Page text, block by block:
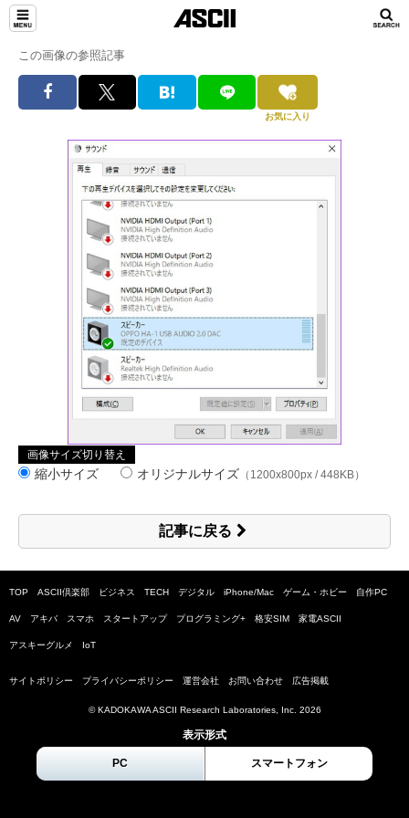
この画像の参照記事
お気に入り
画像サイズ切り替え
縮小サイズ オリジナルサイズ （1200x800px / 448KB）
記事に戻る
TOP ASCII倶楽部 ビジネス TECH デジタル iPhone/Mac ゲーム・ホビー 自作PC
AV アキバ スマホ スタートアップ プログラミング+ 格安SIM 家電ASCII
アスキーグルメ IoT
サイトポリシー プライバシーポリシー 運営会社 お問い合わせ 広告掲載
© KADOKAWA ASCII Research Laboratories, Inc. 2026
表示形式
PC スマートフォン